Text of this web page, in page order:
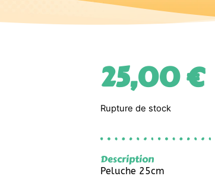
25,00€
Rupture de stock
Description
Peluche 25cm